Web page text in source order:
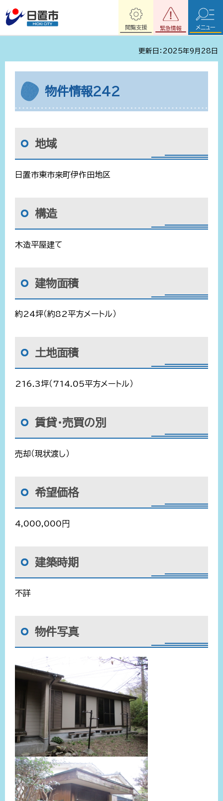
緊急情報
閲覧支援 メニュー
更新日：2025年9月28日
物件情報242
地域
日置市東市来町伊作田地区
構造
木造平屋建て
建物面積
約24坪（約82平方メートル）
土地面積
216.3坪（714.05平方メートル）
賃貸・売買の別
売却（現状渡し）
希望価格
4,000,000円
建築時期
不詳
物件写真